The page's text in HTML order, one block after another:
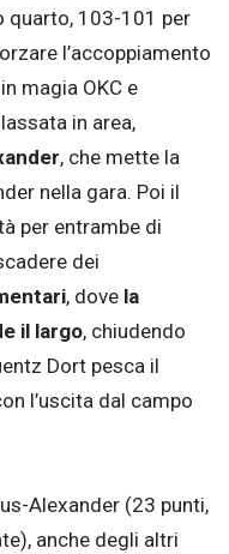
quarto, 103-101 per
l’accoppiamento
magia OKC e
in area,
, che mette la
nella gara. Poi il
per entrambe di
dei
, dove la
il largo, chiudendo
Dort pesca il
l’uscita dal campo
Alexander (23 punti,
anche degli altri